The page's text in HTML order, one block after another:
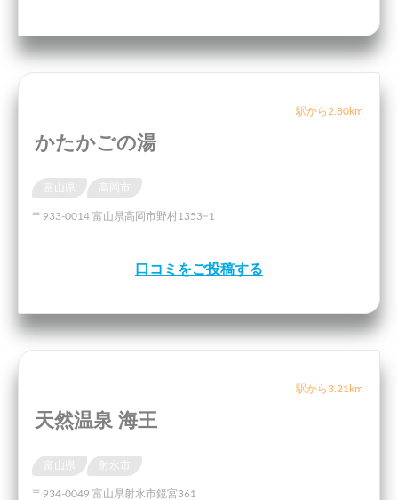
駅から2.80km
かたかごの湯
〒933-0014 富山県高岡市野村1353−1
口コミをご投稿する
駅から3.21km
天然温泉 海王
射水市
〒934-0049 富山県射水市鏡宮361